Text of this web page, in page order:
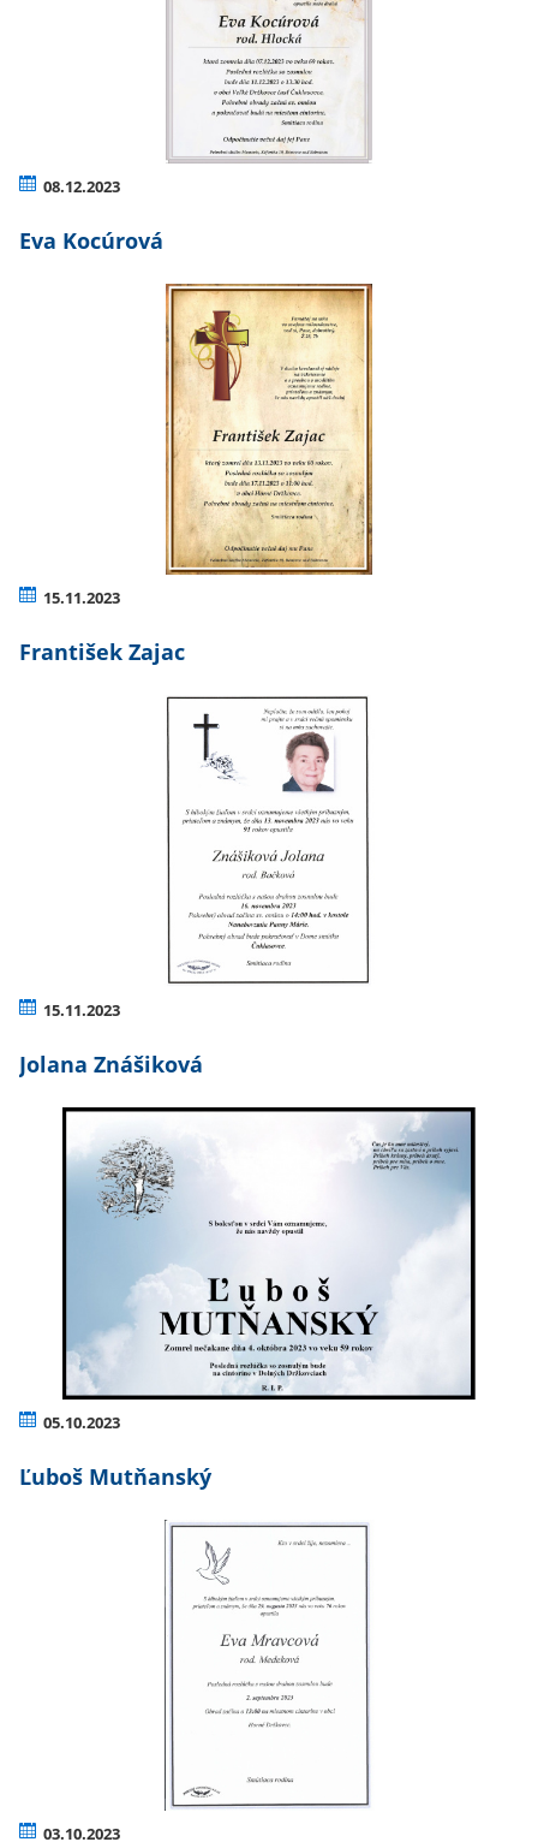
08.12.2023
Eva Kocúrová
15.11.2023
František Zajac
15.11.2023
Jolana Znášiková
05.10.2023
Ľuboš Mutňanský
03.10.2023